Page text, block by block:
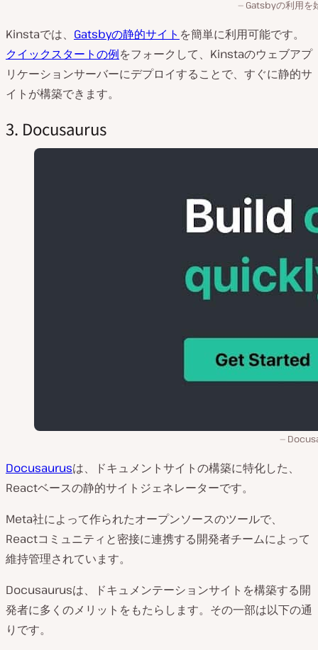
Gatsbyの利用を
Kinstaでは、 Gatsbyの静的サイト を簡単に利用可能です。
クイックスタートの例をフォークして、Kinstaのウェブアプ
リケーションサーバーにデプロイすることで、すぐに静的サ
イトが構築できます。
3. Docusaurus
Docusaurusは、ドキュメントサイトの構築に特化した、
Reactベースの静的サイトジェネレーターです。
Meta社によって作られたオープンソースのツールで、
Reactコミュニティと密接に連携する開発者チームによって
維持管理されています。
Docusaurusは、ドキュメンテーションサイトを構築する開
発者に多くのメリットをもたらします。その一部は以下の通
りです。